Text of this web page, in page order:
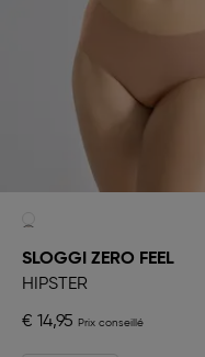
SLOGGI ZERO FEEL
HIPSTER
€ 14,95